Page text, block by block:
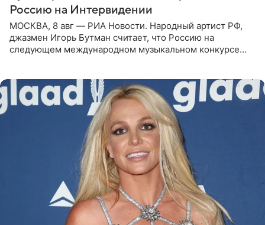
Россию на Интервидении
МОСКВА, 8 авг — РИА Новости. Народный артист РФ,
джазмен Игорь Бутман считает, что Россию на
следующем международном музыкальном конкурсе